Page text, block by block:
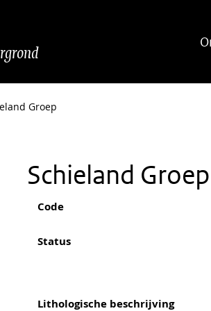
Groep
Schieland Groep
Code
Status
Lithologische beschrijving